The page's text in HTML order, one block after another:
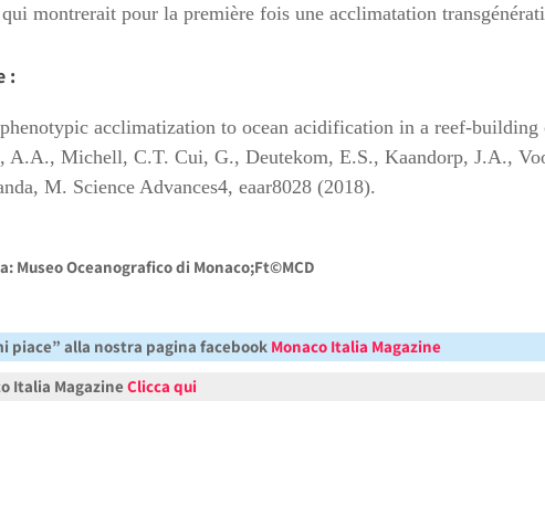
montrerait pour la première fois une acclimatation
:
phenotypic acclimatization to ocean acidification in a reef-
A.A., Michell, C.T. Cui, G., Deutekom, E.S., Kaandorp, J.A.,
M. Science Advances4, eaar8028 (2018).
Museo Oceanografico di Monaco;Ft©MCD
piace” alla nostra pagina facebook Monaco Italia Magazine
Italia Magazine Clicca qui